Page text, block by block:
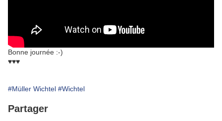
Bonne journée :-)
♥♥♥
#Müller Wichtel #Wichtel
Partager